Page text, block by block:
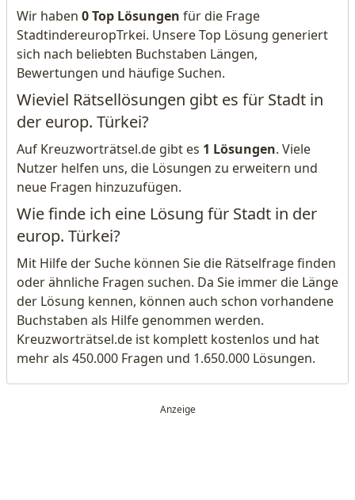
Wir haben 0 Top Lösungen für die Frage
StadtindereuropTrkei. Unsere Top Lösung generiert
sich nach beliebten Buchstaben Längen,
Bewertungen und häufige Suchen.
Wieviel Rätsellösungen gibt es für Stadt in
der europ. Türkei?
Auf Kreuzworträtsel.de gibt es 1 Lösungen. Viele
Nutzer helfen uns, die Lösungen zu erweitern und
neue Fragen hinzuzufügen.
Wie finde ich eine Lösung für Stadt in der
europ. Türkei?
Mit Hilfe der Suche können Sie die Rätselfrage finden
oder ähnliche Fragen suchen. Da Sie immer die Länge
der Lösung kennen, können auch schon vorhandene
Buchstaben als Hilfe genommen werden.
Kreuzworträtsel.de ist komplett kostenlos und hat
mehr als 450.000 Fragen und 1.650.000 Lösungen.